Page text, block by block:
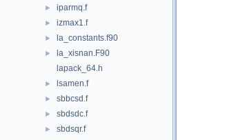
► iparmq.f
► izmax1.f
► la_constants.f90
►
la_xisnan.F90
lapack_64.h
► lsamen.f
► sbbcsd.f
► sbdsdc.f
►
sbdsqr.f